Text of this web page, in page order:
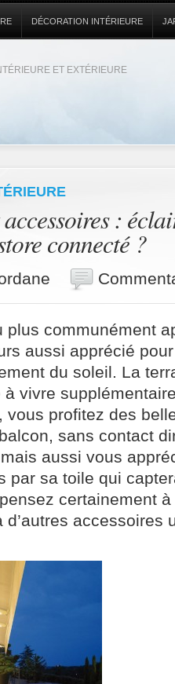
ET EXTÉRIEURE
DÉCORATION INTÉRIEURE
:
connecté ?
plus communément
aussi apprécié
du soleil. La
vivre
vous profitez des
sans contact
aussi vous
par sa toile qui
certainement à
accessoires